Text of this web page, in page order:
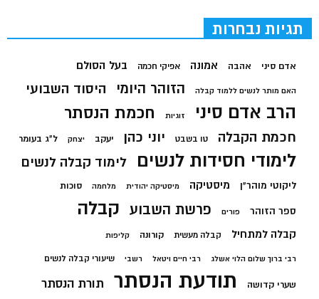
תגיות נבחרות
אדם סיני אהבה אמונה אפיקי חכמה בעל הסולם
האם מותר לנשים ללמוד קבלה הזוהר היומי היסוד השבועי
הרב אדם סיני זוגיות חכמת הנסתר
חכמת הקבלה טו בשבט יוני כהן יעקב יצחק ל"ג בעומר
לימודי חסידות לנשים לימוד קבלה לנשים
ליקוטי מוהר"ן מיסטיקה מיסטיקה יהודית מלחמה סוכות
ספר הזוהר פורים פרשת השבוע קבלה
קבלה למתחיל קבלה מעשית קורונה קליפות
רבי ברוך שלום הלוי אשלג רבי חיים ויטאל רשבי שיעורי קבלה לנשים
שערי קדושה תודעת הנסתר תורת הנסתר